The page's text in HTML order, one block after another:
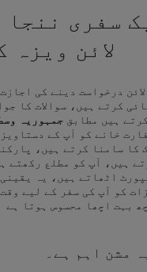
سفری
لائن
لائن درخواست دینے کی
کرتے ہیں، سوالات کا
ہیں مطابق جمہوریہ
خانے کو آپ کے
کا سامنا کرتے ہیں،
ہیں، آپ کو مطلع رکھتے
اٹھاتے ہیں، یہ
کو آپ کی سفر کے لیے
بہت اچھا محسوس ہوتا ہے
مشن اہم ہے۔